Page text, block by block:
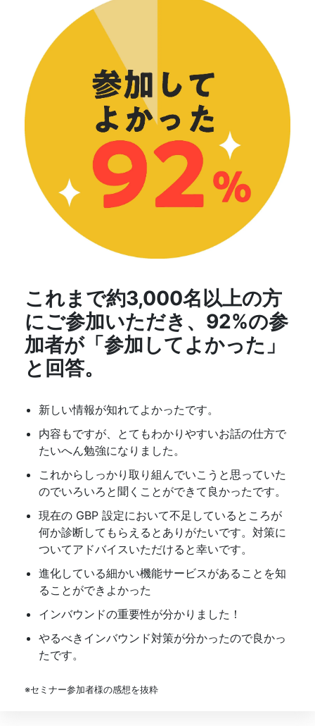
これまで約3,000名以上の方
にご参加いただき、92%の参
加者が「参加してよかった」
と回答。
新しい情報が知れてよかったです。
内容もですが、とてもわかりやすいお話の仕方で
たいへん勉強になりました。
これからしっかり取り組んでいこうと思っていた
のでいろいろと聞くことができて良かったです。
現在の GBP 設定において不足しているところが
何か診断してもらえるとありがたいです。対策に
ついてアドバイスいただけると幸いです。
進化している細かい機能サービスがあることを知
ることができよかった
インバウンドの重要性が分かりました！
やるべきインバウンド対策が分かったので良かっ
たです。
※セミナー参加者様の感想を抜粋